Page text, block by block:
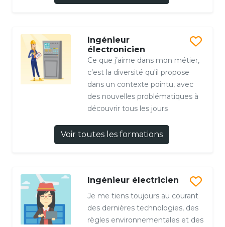
Ingénieur
électronicien
Ce que j’aime dans mon métier,
c’est la diversité qu'il propose
dans un contexte pointu, avec
des nouvelles problématiques à
découvrir tous les jours
Voir toutes les formations
Ingénieur électricien
Je me tiens toujours au courant
des dernières technologies, des
règles environnementales et des